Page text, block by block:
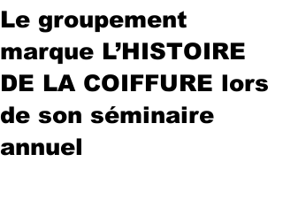
Le groupement
marque L’HISTOIRE
DE LA COIFFURE lors
de son séminaire
annuel